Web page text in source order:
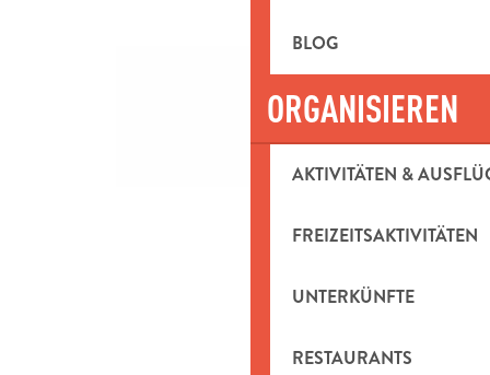
BLOG
ORGANISIEREN
AKTIVITÄTEN &
FREIZEITSAKTIVITÄTEN
UNTERKÜNFTE
RESTAURANTS